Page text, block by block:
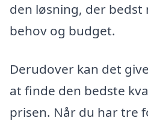
den løsning, der bedst
behov og budget.
Derudover kan det
at finde den bedste
prisen. Når du har tre